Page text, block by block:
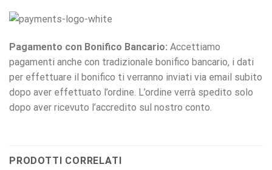
Pagamento con Bonifico Bancario: Accettiamo
pagamenti anche con tradizionale bonifico bancario, i dati
per effettuare il bonifico ti verranno inviati via email subito
dopo aver effettuato l’ordine. L’ordine verrà spedito solo
dopo aver ricevuto l’accredito sul nostro conto.
PRODOTTI CORRELATI